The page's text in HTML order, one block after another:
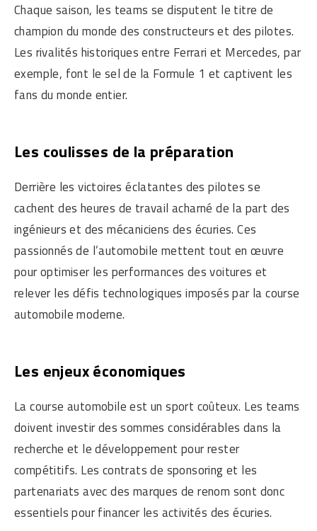
Chaque saison, les teams se disputent le titre de
champion du monde des constructeurs et des pilotes.
Les rivalités historiques entre Ferrari et Mercedes, par
exemple, font le sel de la Formule 1 et captivent les
fans du monde entier.
Les coulisses de la préparation
Derrière les victoires éclatantes des pilotes se
cachent des heures de travail acharné de la part des
ingénieurs et des mécaniciens des écuries. Ces
passionnés de l’automobile mettent tout en œuvre
pour optimiser les performances des voitures et
relever les défis technologiques imposés par la course
automobile moderne.
Les enjeux économiques
La course automobile est un sport coûteux. Les teams
doivent investir des sommes considérables dans la
recherche et le développement pour rester
compétitifs. Les contrats de sponsoring et les
partenariats avec des marques de renom sont donc
essentiels pour financer les activités des écuries.